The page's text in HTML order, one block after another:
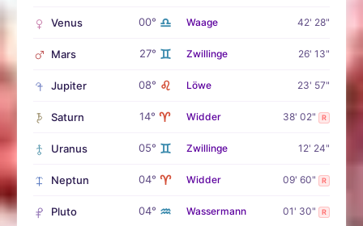
Venus 00° ♎ Waage 42' 28"
Mars 27° ♊ Zwillinge 26' 13"
Jupiter 08° ♌ Löwe 23' 57"
Saturn 14° ♈ Widder 38' 02" R
Uranus 05° ♊ Zwillinge 12' 24"
Neptun 04° ♈ Widder 09' 60" R
Pluto 04° ♒ Wassermann 01' 30" R